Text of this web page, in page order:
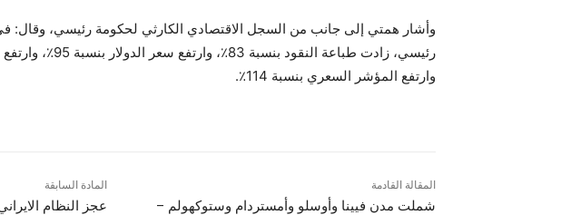
وأشار همتي إلى جانب من السجل الاقتصادي الكارثي لحكومة رئيسي، وقال:
وارتفع المؤشر السعري بنسبة 114٪.
المادة السابقة
عجز النظام
المقالة القادمة
شملت مدن فيينا وأوسلو وأمستردام وستوكهولم –